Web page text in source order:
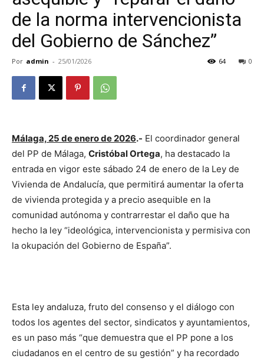
de la norma intervencionista
del Gobierno de Sánchez”
Por admin - 25/01/2026 0
64
Málaga, 25 de enero de 2026.- El coordinador general
del PP de Málaga, Cristóbal Ortega, ha destacado la
entrada en vigor este sábado 24 de enero de la Ley de
Vivienda de Andalucía, que permitirá aumentar la oferta
de vivienda protegida y a precio asequible en la
comunidad autónoma y contrarrestar el daño que ha
hecho la ley “ideológica, intervencionista y permisiva con
la okupación del Gobierno de España”.
Esta ley andaluza, fruto del consenso y el diálogo con
todos los agentes del sector, sindicatos y ayuntamientos,
es un paso más “que demuestra que el PP pone a los
ciudadanos en el centro de su gestión” y ha recordado